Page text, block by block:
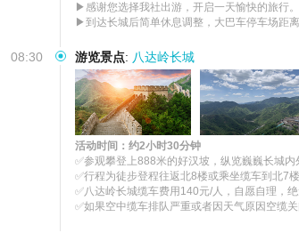
▶感谢您选择我社出游，开启一天愉快的旅行
▶到达长城后简单休息调整，大巴车停车场距
08:30 游览景点: 八达岭长城
活动时间：约2小时30分钟
✅参观攀登上888米的好汉坡，纵览巍巍长城
✅行程为徒步登程往返北8楼或乘坐缆车到北7
✅八达岭长城缆车费用140元/人，自愿自理，
✅如果空中缆车排队严重或者因天气原因空缆